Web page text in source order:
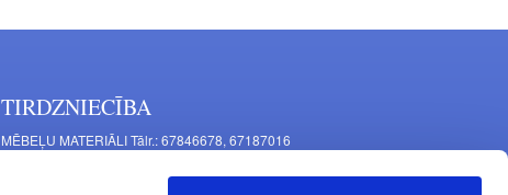
TIRDZNIECĪBA
MĒBEĻU MATERIĀLI Tālr.: 67846678, 67187016
Mašīnu iela 11, Rīga, LV-1063, Latvija